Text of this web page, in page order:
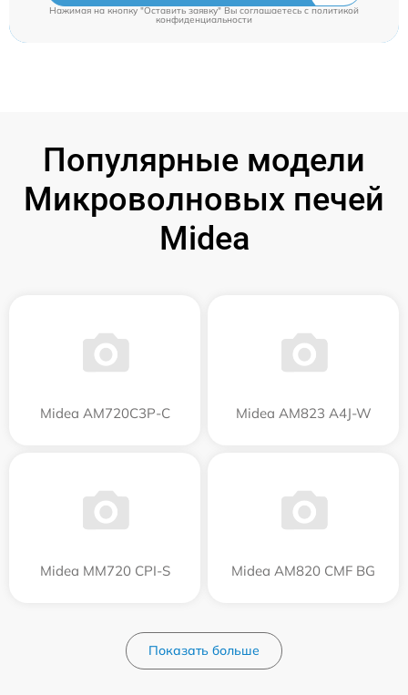
Нажимая на кнопку "Оставить заявку" Вы соглашаетесь cполитикой
конфиденциальности
Популярные модели
Микроволновых печей
Midea
Midea AM720C3P-C Midea AM823 A4J-W
Midea MM720 CPI-S Midea AM820 CMF BG
Показать больше